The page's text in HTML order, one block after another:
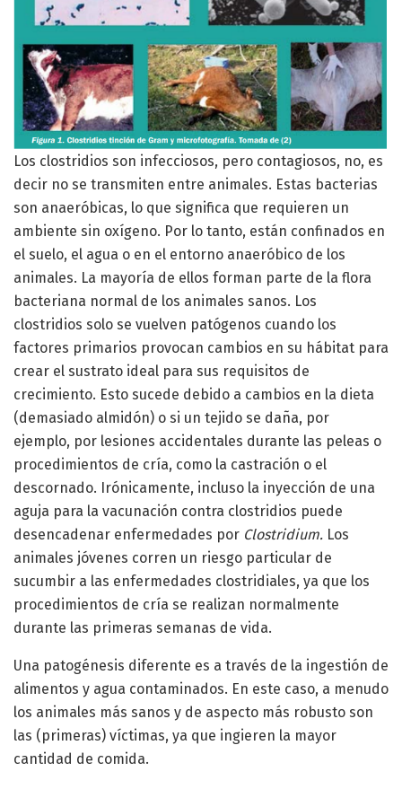
Los clostridios son infecciosos, pero contagiosos, no, es
decir no se transmiten entre animales. Estas bacterias
son anaeróbicas, lo que significa que requieren un
ambiente sin oxígeno. Por lo tanto, están confinados en
el suelo, el agua o en el entorno anaeróbico de los
animales. La mayoría de ellos forman parte de la flora
bacteriana normal de los animales sanos. Los
clostridios solo se vuelven patógenos cuando los
factores primarios provocan cambios en su hábitat para
crear el sustrato ideal para sus requisitos de
crecimiento. Esto sucede debido a cambios en la dieta
(demasiado almidón) o si un tejido se daña, por
ejemplo, por lesiones accidentales durante las peleas o
procedimientos de cría, como la castración o el
descornado. Irónicamente, incluso la inyección de una
aguja para la vacunación contra clostridios puede
desencadenar enfermedades por Clostridium. Los
animales jóvenes corren un riesgo particular de
sucumbir a las enfermedades clostridiales, ya que los
procedimientos de cría se realizan normalmente
durante las primeras semanas de vida.
Una patogénesis diferente es a través de la ingestión de
alimentos y agua contaminados. En este caso, a menudo
los animales más sanos y de aspecto más robusto son
las (primeras) víctimas, ya que ingieren la mayor
cantidad de comida.